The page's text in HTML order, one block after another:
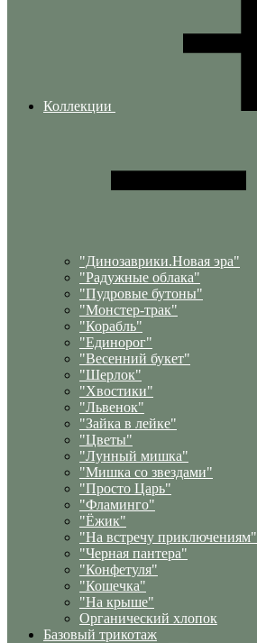
Коллекции
"Динозаврики.Новая эра"
"Радужные облака"
"Пудровые бутоны"
"Монстер-трак"
"Корабль"
"Единорог"
"Весенний букет"
"Шерлок"
"Хвостики"
"Львенок"
"Зайка в лейке"
"Цветы"
"Лунный мишка"
"Мишка со звездами"
"Просто Царь"
"Фламинго"
"Ёжик"
"На встречу приключениям"
"Черная пантера"
"Конфетуля"
"Кошечка"
"На крыше"
Органический хлопок
Базовый трикотаж